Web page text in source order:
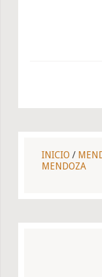
INICIO /
MENDOZA